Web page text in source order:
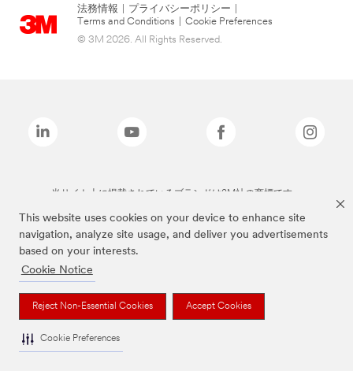
This website uses cookies on your device to enhance site
navigation, analyze site usage, and deliver you advertisements
based on your interests.
Cookie Notice
Reject Non-Essential Cookies Accept Cookies
Cookie Preferences
法務情報 プライバシーポリシー
Terms and Conditions
Cookie Preferences
© 3M 2026. All Rights Reserved.
当サイト上に掲載されているブランドは3M社の商標です。